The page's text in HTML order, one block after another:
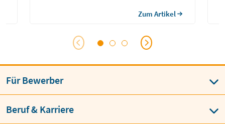
Einklang mit dem traditionellen deutschen
Zum Artikel
Für Bewerber
Beruf & Karriere